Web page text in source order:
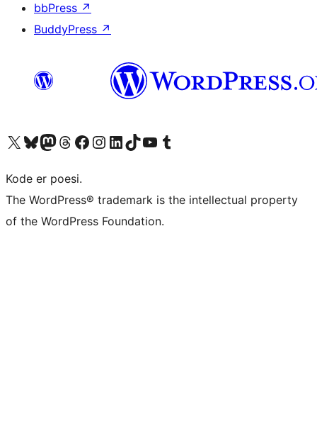
bbPress ↗
BuddyPress ↗
Besøg vores X (tidligere Twitter) konto
Besøg vores Bluesky-konto
Besøg vores Mastodon konto
Besøg vores Threads-konto
Besøg vores Facebook sideBesøg vores Instagram konto
Besøg vores LinkedIn konto
Besøg vores TikTok-konto
Besøg vores YouTube-kanalBesøg vores Tumblr-konto
Kode er poesi.
The WordPress® trademark is the intellectual property
of the WordPress Foundation.